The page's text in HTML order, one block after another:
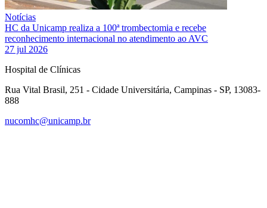
Notícias
HC da Unicamp realiza a 100ª trombectomia e recebe
reconhecimento internacional no atendimento ao AVC
27 jul 2026
Hospital de Clínicas
Rua Vital Brasil, 251 - Cidade Universitária, Campinas - SP, 13083-
888
nucomhc@unicamp.br